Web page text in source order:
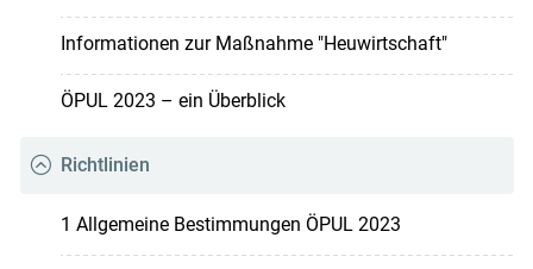
Informationen zur Maßnahme "Heuwirtschaft"
ÖPUL 2023 – ein Überblick
Richtlinien
1 Allgemeine Bestimmungen ÖPUL 2023